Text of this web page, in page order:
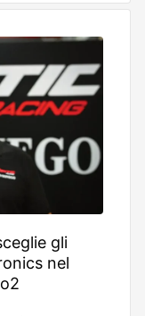
gli
nel